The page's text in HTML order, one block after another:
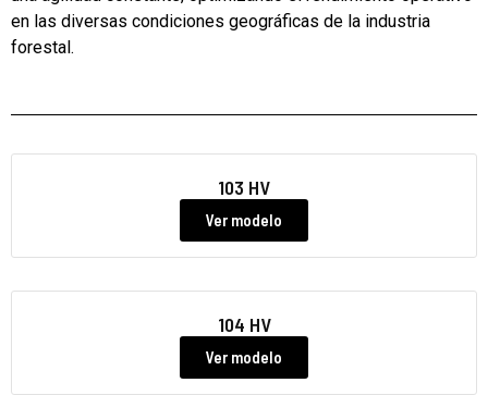
en las diversas condiciones geográficas de la industria
forestal.
103 HV
Ver modelo
104 HV
Ver modelo